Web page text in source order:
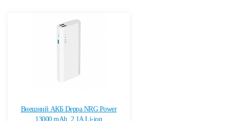
Внешний АКБ Deppa NRG Power
13000 mAh, 2.1A Li-ion